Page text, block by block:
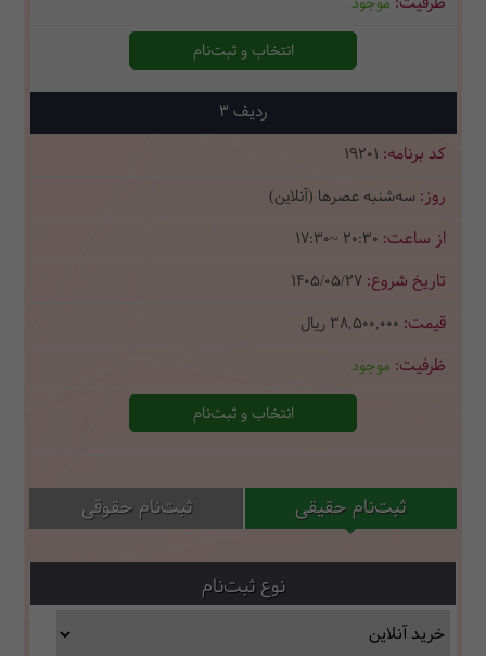
انتخاب و ثبت‌نام
3
19201
سه‌شنبه عصرها (آنلاین)
17:30~ 20:30
1405/05/27
38,500,000 ریال
موجود
انتخاب و ثبت‌نام
ثبت‌نام حقیقی ثبت‌نام حقوقی
نوع ثبت‌نام